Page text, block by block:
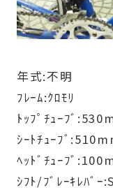
年式:不明
ﾌﾚｰﾑ:ｸﾛﾓﾘ
ﾄｯﾌﾟﾁｭｰﾌﾞ
ｼｰﾄﾁｭｰﾌﾞ
ﾍｯﾄﾞﾁｭｰﾌﾞ
ｼﾌﾄ/ﾌﾞﾚｰｷﾚﾊﾞｰ